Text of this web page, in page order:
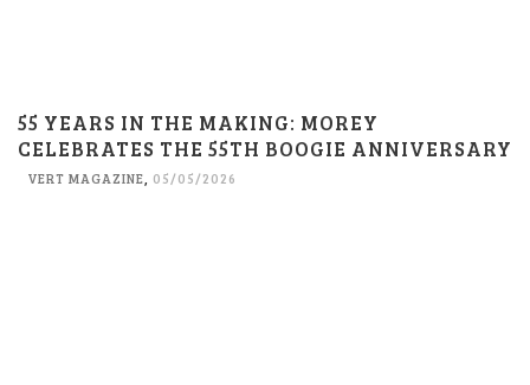
55 YEARS IN THE MAKING: MOREY
CELEBRATES THE 55TH BOOGIE ANNIVERSARY
VERT MAGAZINE, 05/05/2026